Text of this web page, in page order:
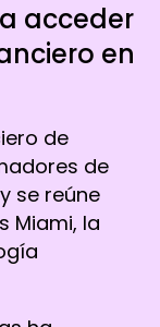
acceder
en
de
de
se reúne
Miami, la